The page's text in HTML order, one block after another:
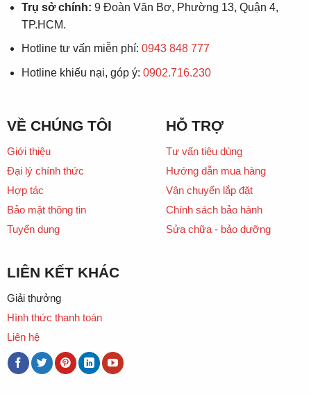
Trụ sở chính: 9 Đoàn Văn Bơ, Phường 13, Quận 4,
TP.HCM.
Hotline tư vấn miễn phí: 0943 848 777
Hotline khiếu nại, góp ý: 0902.716.230
VỀ CHÚNG TÔI
Giới thiệu
Đại lý chính thức
Hợp tác
Bảo mật thông tin
Tuyển dụng
HỖ TRỢ
Tư vấn tiêu dùng
Hướng dẫn mua hàng
Vận chuyển lắp đặt
Chính sách bảo hành
Sửa chữa - bảo dưỡng
LIÊN KẾT KHÁC
Giải thưởng
Hình thức thanh toán
Liên hệ